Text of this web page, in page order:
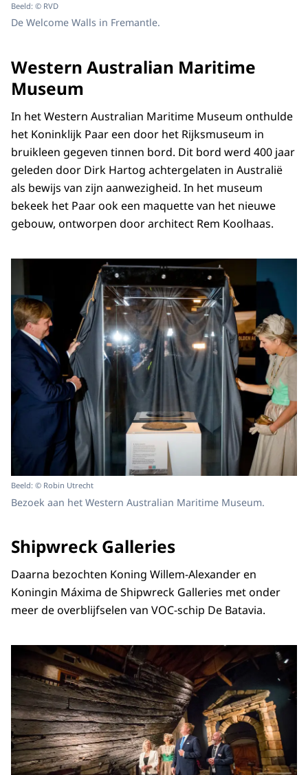
Beeld: © RVD
De Welcome Walls in Fremantle.
Western Australian Maritime
Museum
In het Western Australian Maritime Museum onthulde
het Koninklijk Paar een door het Rijksmuseum in
bruikleen gegeven tinnen bord. Dit bord werd 400 jaar
geleden door Dirk Hartog achtergelaten in Australië
als bewijs van zijn aanwezigheid. In het museum
bekeek het Paar ook een maquette van het nieuwe
gebouw, ontworpen door architect Rem Koolhaas.
Beeld: © Robin Utrecht
Bezoek aan het Western Australian Maritime Museum.
Shipwreck Galleries
Daarna bezochten Koning Willem-Alexander en
Koningin Máxima de Shipwreck Galleries met onder
meer de overblijfselen van VOC-schip De Batavia.